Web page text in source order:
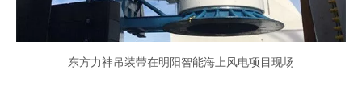
东方力神吊装带在明阳智能海上风电项目现场